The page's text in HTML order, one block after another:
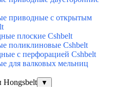
приводные с открытым
плоские Cshbelt
поликлиновые Cshbelt
с перфорацией Cshbelt
для валковых мельниц
Hongsbelt
▼